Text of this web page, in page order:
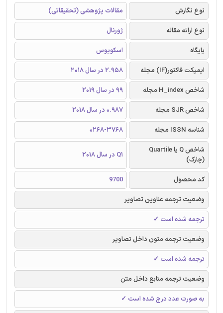
نوع نگارش
مقالات پژوهشی (تحقیقاتی)
نوع ارائه مقاله
ژورنال
پایگاه
اسکوپوس
ایمپکت فاکتور(IF) مجله
2.958 در سال 2018
شاخص H_index مجله
99 در سال 2019
شاخص SJR مجله
0.987 در سال 2018
شناسه ISSN مجله
0268-3768
شاخص Q یا Quartile
(چارک)
Q1 در سال 2018
کد محصول
9700
وضعیت ترجمه عناوین تصاویر
ترجمه شده است ✓
وضعیت ترجمه متون داخل تصاویر
ترجمه شده است ✓
وضعیت ترجمه منابع داخل متن
به صورت عدد درج شده است ✓